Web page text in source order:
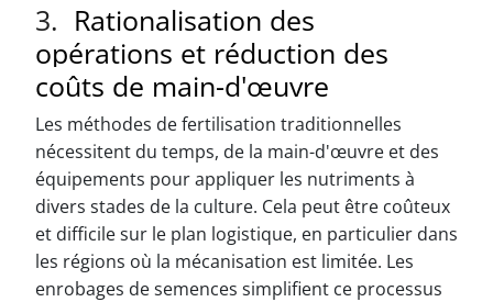
3. Rationalisation des
opérations et réduction des
coûts de main-d'œuvre
Les méthodes de fertilisation traditionnelles
nécessitent du temps, de la main-d'œuvre et des
équipements pour appliquer les nutriments à
divers stades de la culture. Cela peut être coûteux
et difficile sur le plan logistique, en particulier dans
les régions où la mécanisation est limitée. Les
enrobages de semences simplifient ce processus